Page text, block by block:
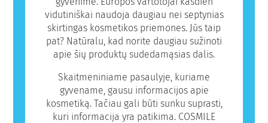
vidutiniškai naudoja daugiau nei septynias
skirtingas kosmetikos priemones. Jūs taip
pat? Natūralu, kad norite daugiau sužinoti
apie šių produktų sudedamąsias dalis.
Skaitmeniniame pasaulyje, kuriame
gyvename, gausu informacijos apie
kosmetiką. Tačiau gali būti sunku suprasti,
kuri informacija yra patikima. COSMILE